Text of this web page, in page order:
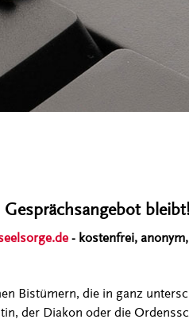
- kostenfrei,
Bistümern, die in ganz
der Diakon oder die